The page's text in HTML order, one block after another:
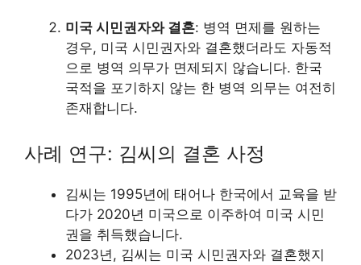
미국 시민권자와 결혼: 병역 면제를 원하는
경우, 미국 시민권자와 결혼했더라도 자동적
으로 병역 의무가 면제되지 않습니다. 한국
국적을 포기하지 않는 한 병역 의무는 여전히
존재합니다.
사례 연구: 김씨의 결혼 사정
김씨는 1995년에 태어나 한국에서 교육을 받
다가 2020년 미국으로 이주하여 미국 시민
권을 취득했습니다.
2023년, 김씨는 미국 시민권자와 결혼했지